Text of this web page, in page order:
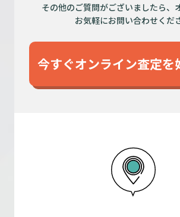
その他のご質問がございましたら、
お気軽にお問い合わせくだ
今すぐオンライン査定を